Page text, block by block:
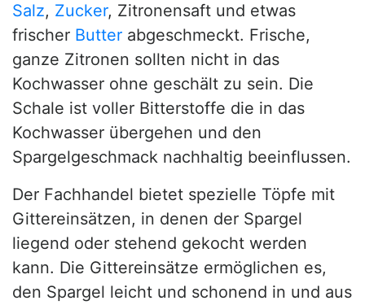
Salz, Zucker, Zitronensaft und etwas
frischer Butter abgeschmeckt. Frische,
ganze Zitronen sollten nicht in das
Kochwasser ohne geschält zu sein. Die
Schale ist voller Bitterstoffe die in das
Kochwasser übergehen und den
Spargelgeschmack nachhaltig beeinflussen.
Der Fachhandel bietet spezielle Töpfe mit
Gittereinsätzen, in denen der Spargel
liegend oder stehend gekocht werden
kann. Die Gittereinsätze ermöglichen es,
den Spargel leicht und schonend in und aus